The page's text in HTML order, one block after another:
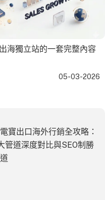
海獨立站的一套完整內容
05-03-2026
寶出口海外行銷全攻略：
管道深度對比與SEO制勝